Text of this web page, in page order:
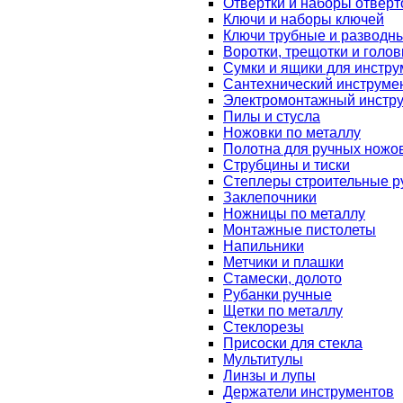
Отвертки и наборы
Ключи и наборы ключей
Ключи трубные и
Воротки, трещотки и
Сумки и ящики для
Сантехнический
Электромонтажный
Пилы и стусла
Ножовки по металлу
Полотна для ручных
Струбцины и тиски
Степлеры строительные
Заклепочники
Ножницы по металлу
Монтажные пистолеты
Напильники
Метчики и плашки
Стамески, долото
Рубанки ручные
Щетки по металлу
Стеклорезы
Присоски для стекла
Мультитулы
Линзы и лупы
Держатели инструментов